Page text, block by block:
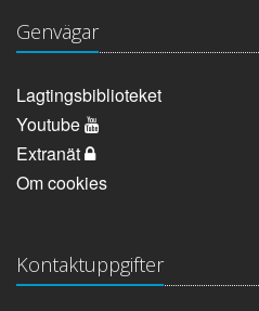
Genvägar
Lagtingsbiblioteket
Youtube
Extranät
Om cookies
Kontaktuppgifter